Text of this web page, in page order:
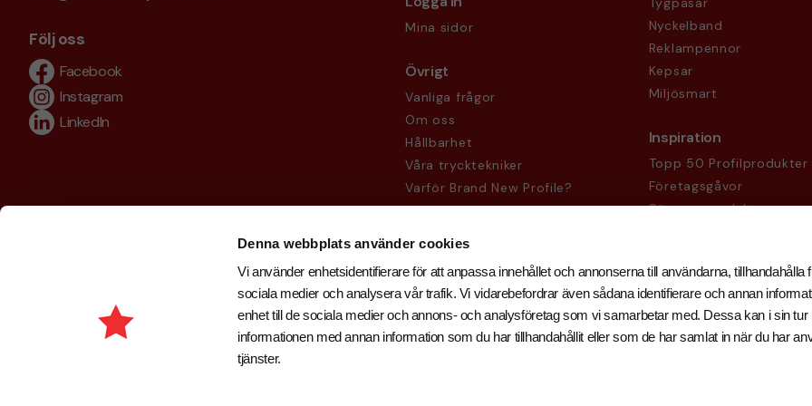
Denna webbplats använder cookies
Vi använder enhetsidentifierare för att anpassa innehållet och annonserna till användarna, tillhandahålla
sociala medier och analysera vår trafik. Vi vidarebefordrar även sådana identifierare och annan
enhet till de sociala medier och annons- och analysföretag som vi samarbetar med. Dessa kan i sin tur
informationen med annan information som du har tillhandahållit eller som de har samlat in när du har
tjänster.
Följ oss
Facebook
Instagram
LinkedIn
Mina sidor
Övrigt
Vanliga frågor
Om oss
Hållbarhet
Våra trycktekniker
Varför Brand New Profile?
Köpvillkor
Nyckelband
Reklampennor
Kepsar
Miljösmart
Inspiration
Topp 50 Profilprodukter
Företagsgåvor
Säsongsprodukter